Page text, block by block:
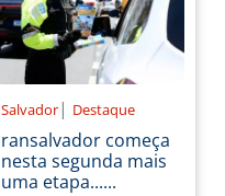
Salvador | Destaque
ransalvador começa
nesta segunda mais
uma etapa......